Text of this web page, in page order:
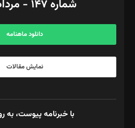
آگهی و مشترکین: ۰۹۱۹۹۹۹۰۴۵۴
شماره ۱۴۷ - مرداد ۱۴۰۵
دانلود ماهنامه
نمایش مقالات
با خبرنامه پیوست، به